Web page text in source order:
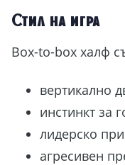
Стил на игра
Box-to-box халф
вертикално
инстинкт за
лидерско
агресивен